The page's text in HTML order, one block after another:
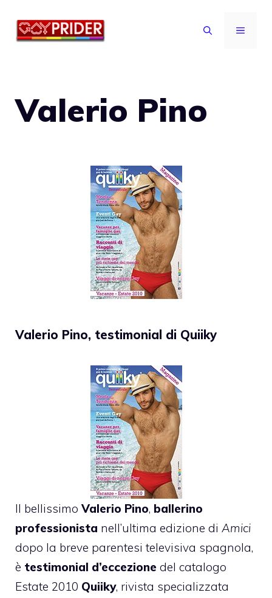
MENU
Valerio Pino
Valerio Pino, testimonial di Quiiky
Il bellissimoValerio Pino, ballerino
professionista nell’ultima edizione di Amici
dopo la breve parentesi televisiva spagnola,
è testimonial d’eccezione del catalogo
Estate 2010 Quiiky, rivista specializzata